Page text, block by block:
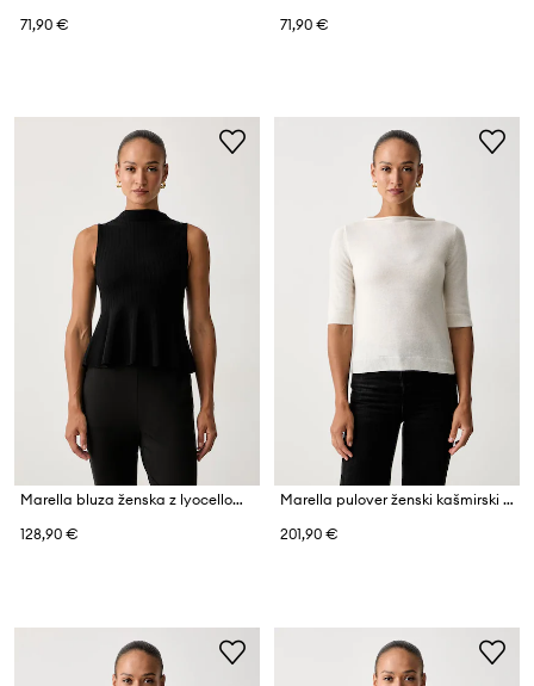
71,90 €
71,90 €
Marella bluza ženska z lyocellom MLSRAPACE
128,90 €
Marella pulover ženski kašmirski MLLCALLE
201,90 €